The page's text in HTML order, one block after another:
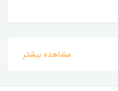
مشاهده بیشتر